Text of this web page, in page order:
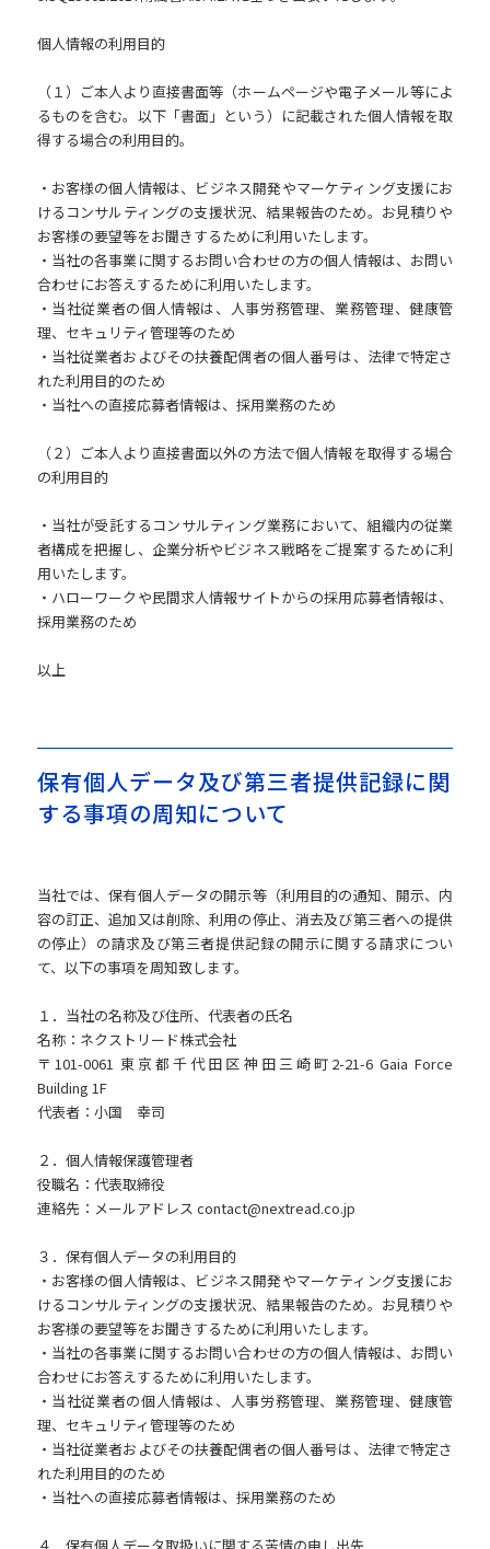
個人情報の利用目的
（１）ご本人より直接書面等（ホームページや電子メール等によ
るものを含む。以下「書面」という）に記載された個人情報を取
得する場合の利用目的。
・お客様の個人情報は、ビジネス開発やマーケティング支援にお
けるコンサルティングの支援状況、結果報告のため。お見積りや
お客様の要望等をお聞きするために利用いたします。
・当社の各事業に関するお問い合わせの方の個人情報は、お問い
合わせにお答えするために利用いたします。
・当社従業者の個人情報は、人事労務管理、業務管理、健康管
理、セキュリティ管理等のため
・当社従業者およびその扶養配偶者の個人番号は、法律で特定さ
れた利用目的のため
・当社への直接応募者情報は、採用業務のため
（２）ご本人より直接書面以外の方法で個人情報を取得する場合
の利用目的
・当社が受託するコンサルティング業務において、組織内の従業
者構成を把握し、企業分析やビジネス戦略をご提案するために利
用いたします。
・ハローワークや民間求人情報サイトからの採用応募者情報は、
採用業務のため
以上
保有個人データ及び第三者提供記録に関
する事項の周知について
当社では、保有個人データの開示等（利用目的の通知、開示、内
容の訂正、追加又は削除、利用の停止、消去及び第三者への提供
の停止）の請求及び第三者提供記録の開示に関する請求につい
て、以下の事項を周知致します。
１．当社の名称及び住所、代表者の氏名
名称：ネクストリード株式会社
〒101-0061 東京都千代田区神田三崎町2-21-6 Gaia Force
Building 1F
代表者：小国 幸司
２．個人情報保護管理者
役職名：代表取締役
連絡先：メールアドレス contact@nextread.co.jp
３．保有個人データの利用目的
・お客様の個人情報は、ビジネス開発やマーケティング支援にお
けるコンサルティングの支援状況、結果報告のため。お見積りや
お客様の要望等をお聞きするために利用いたします。
・当社の各事業に関するお問い合わせの方の個人情報は、お問い
合わせにお答えするために利用いたします。
・当社従業者の個人情報は、人事労務管理、業務管理、健康管
理、セキュリティ管理等のため
・当社従業者およびその扶養配偶者の個人番号は、法律で特定さ
れた利用目的のため
・当社への直接応募者情報は、採用業務のため